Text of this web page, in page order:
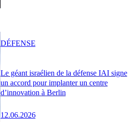
Le géant israélien de la défense IAI signe
un accord pour implanter un centre
d’innovation à Berlin
12.06.2026
DÉFENSE